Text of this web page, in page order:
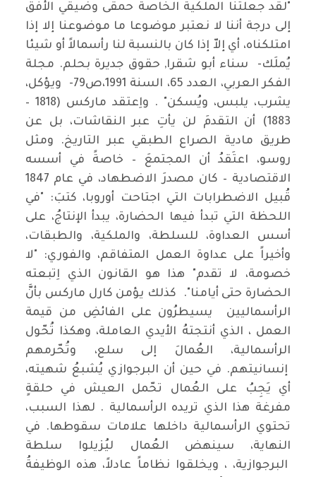
"لقد جعلتنا الملكية الخاصة حمقى وضيقي الأفق
إلى درجة أننا لا نعتبر موضوعا ما موضوعنا إلا إذا
امتلكناه، أي إلاّ إذا كان بالنسبة لنا رأسمالاً أو شيئا
يُملَك- سناء أبو شقرا, حقوق جديرة بحلم. مجلة
الفكر العربي، العدد 65، السنة 1991،ص79- ويؤكل،
يشرب، يلبس، ويُسكن" . واِعتقد ماركس (1818 –
1883) أن التقدمَ لن يأتِ عبر النقاشات، بل عن
طريق مادية الصراع الطبقي عبر التاريخ. ومثل
روسو، اعتَقدُ أن المجتمعَ – خاصةً في أسسه
الاقتصادية – كان مصدرَ الاضطهاد، في عام 1847
قُبيل الاضطرابات التي اجتاحت أوروبا، كتبَ: "في
اللحظة التي تبدأ فيها الحضارة، يبدأ الإنتاجُ، على
أسس العداوة، للسلطة، والملكية، والطبقات،
وأخيراً على عداوة العمل المتفاقم، والفوري: "لا
خصومة، لا تقدم" هذا هو القانون الذي اِتبعته
الحضارة حتى أيامنا". كذلك يؤمن كارل ماركس بأنَّ
الرأسماليين يسيطرُون على الفائضِ من قيمة
العمل ، الذي أنتجتهُ الأيدي العاملة، وهكذا تُحّول
الرأسمالية، العُمالَ إلى سلع، وتُحّرمهم
إنسانيتهم. في حين أن البرجوازي يُشبعُ شهيته،
أي يَجِبُ على العُمال تحّمل العيش في حلقةٍ
مفرغة هذا الذي تريده الرأسمالية . لهذا السبب،
تحتوي الرأسمالية داخلها علامات سقوطها. في
النهاية، سينهض العُمال ليُزيلوا سلطة
البرجوازية، ، ويخلقوا نظاماً عادلاً، هذه الوظيفةُ